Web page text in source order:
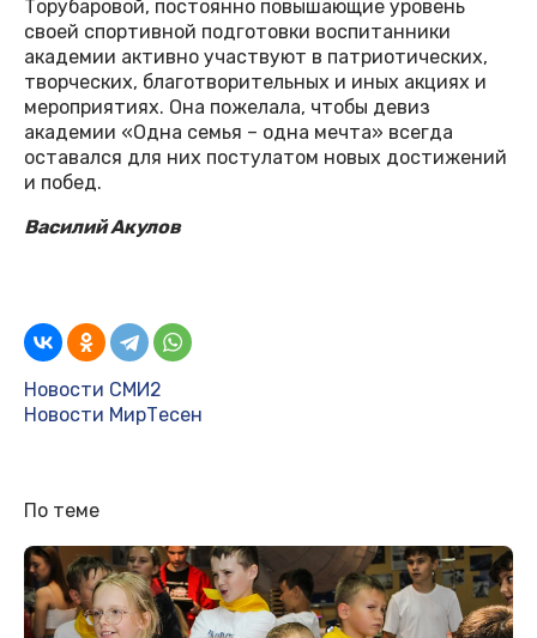
Торубаровой, постоянно повышающие уровень
своей спортивной подготовки воспитанники
академии активно участвуют в патриотических,
творческих, благотворительных и иных акциях и
мероприятиях. Она пожелала, чтобы девиз
академии «Одна семья – одна мечта» всегда
оставался для них постулатом новых достижений
и побед.
Василий Акулов
Новости СМИ2
Новости МирТесен
По теме